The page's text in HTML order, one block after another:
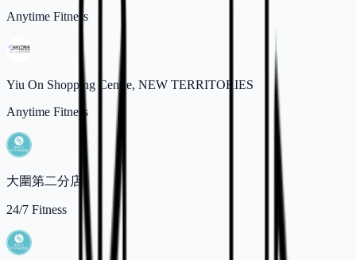
Anytime Fitness
Yiu On Shopping Centre, NEW TERRITORIES
Anytime Fitness
大圍第二分店
24/7 Fitness